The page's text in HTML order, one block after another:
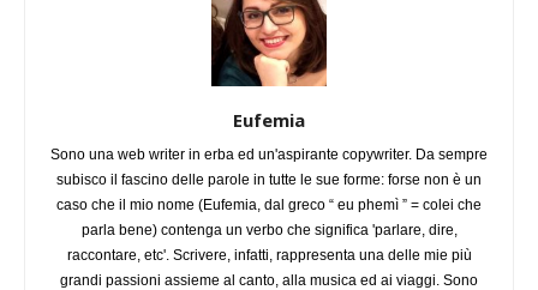
Eufemia
Sono una web writer in erba ed un'aspirante copywriter. Da sempre
subisco il fascino delle parole in tutte le sue forme: forse non è un
caso che il mio nome (Eufemia, dal greco “ eu phemì ” = colei che
parla bene) contenga un verbo che significa 'parlare, dire,
raccontare, etc'. Scrivere, infatti, rappresenta una delle mie più
grandi passioni assieme al canto, alla musica ed ai viaggi. Sono